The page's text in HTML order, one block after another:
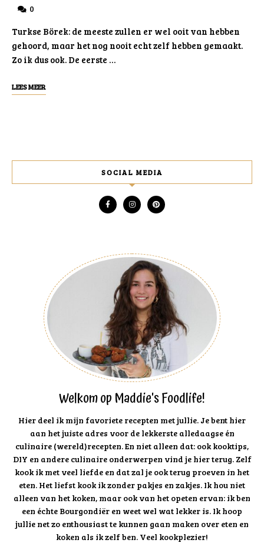
0
Turkse Börek: de meeste zullen er wel ooit van hebben
gehoord, maar het nog nooit echt zelf hebben gemaakt.
Zo ik dus ook. De eerste …
LEES MEER
SOCIAL MEDIA
Welkom op Maddie's Foodlife!
Hier deel ik mijn favoriete recepten met jullie. Je bent hier
aan het juiste adres voor de lekkerste alledaagse én
culinaire (wereld)recepten. En niet alleen dat: ook kooktips,
DIY en andere culinaire onderwerpen vind je hier terug. Zelf
kook ik met veel liefde en dat zal je ook terug proeven in het
eten. Het liefst kook ik zonder pakjes en zakjes. Ik hou niet
alleen van het koken, maar ook van het opeten ervan: ik ben
een échte Bourgondiër en weet wel wat lekker is. Ik hoop
jullie net zo enthousiast te kunnen gaan maken over eten en
koken als ik zelf ben. Veel kookplezier!